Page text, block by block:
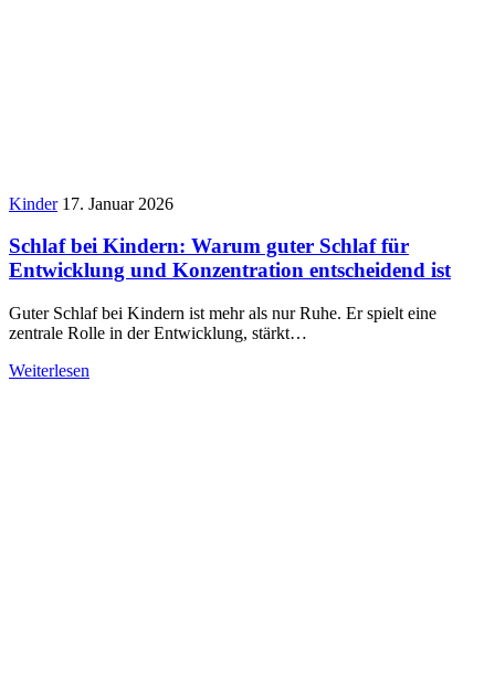
Kinder 17. Januar 2026
Schlaf bei Kindern: Warum guter Schlaf für
Entwicklung und Konzentration entscheidend ist
Guter Schlaf bei Kindern ist mehr als nur Ruhe. Er spielt eine
zentrale Rolle in der Entwicklung, stärkt…
Weiterlesen